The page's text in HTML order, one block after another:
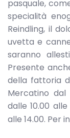
pasquale,
specialità
Reindling, il
uvetta e
saranno
Presente
della fattoria
Mercatino
dalle 10.00
alle 14.00. Per